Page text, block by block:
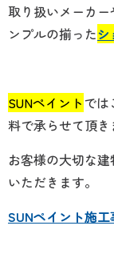
取り扱いメーカ
ンプルの揃ったシ
SUNペイントでは
料で承らせて頂き
お客様の大切な
いただきます。
SUNペイント施工